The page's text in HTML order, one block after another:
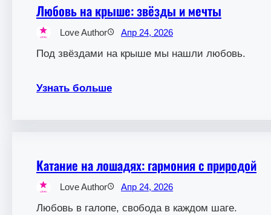
Любовь на крыше: звёзды и мечты
Love Author Апр 24, 2026
Под звёздами на крыше мы нашли любовь.
Узнать больше
Катание на лошадях: гармония с природой
Love Author Апр 24, 2026
Любовь в галопе, свобода в каждом шаге.